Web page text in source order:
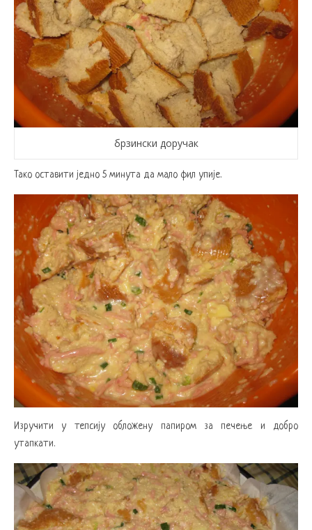
брзински доручак
Тако оставити једно 5 минута да мало фил упије.
Изручити у тепсију обложену папиром за печење и добро
утапкати.